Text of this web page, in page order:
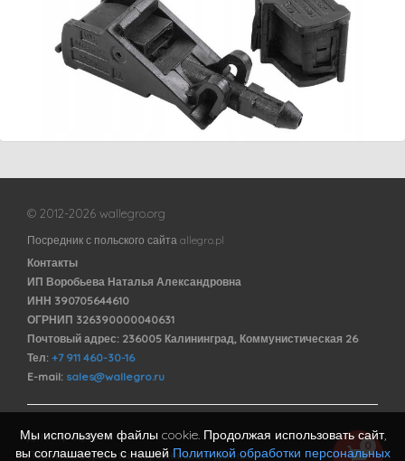
© 2012-2026 wallegro.org
Посредник с польского сайта allegro.pl
Контакты
ИП Воробьева Наталья Александровна
ИНН 390705644610
ОГРНИП 326390000040631
Почтовый адрес: 236005 Калининград, Коммунистическая 26
Тел: +7 911 460-30-16
E-mail: sales@wallegro.ru
Договор оферты
Политика обработки персональных данных
0
Мы используем файлы cookie. Продолжая использовать сайт,
вы соглашаетесь с нашей Политикой обработки персональных